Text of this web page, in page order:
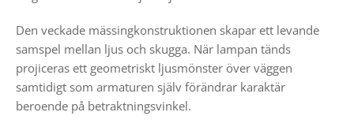
Den veckade mässingkonstruktionen skapar ett levande
samspel mellan ljus och skugga. När lampan tänds
projiceras ett geometriskt ljusmönster över väggen
samtidigt som armaturen själv förändrar karaktär
beroende på betraktningsvinkel.